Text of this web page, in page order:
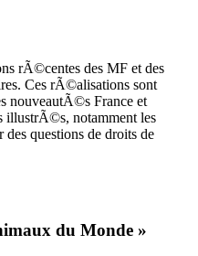
rÃ©centes des MF et des
Ces rÃ©alisations sont
nouveautÃ©s France et
illustrÃ©s, notamment les
des questions de droits de
du Monde »